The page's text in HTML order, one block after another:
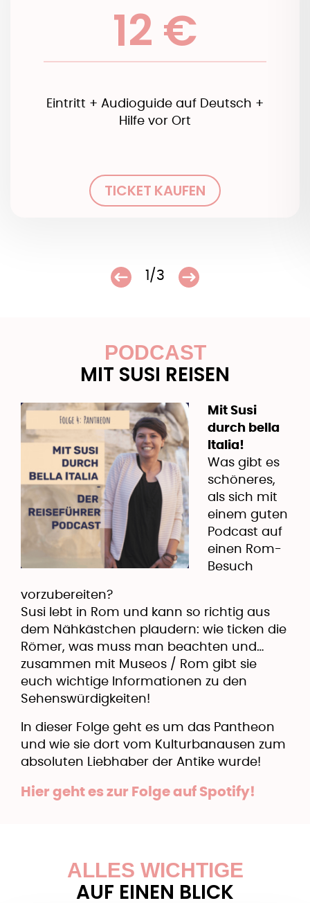
12 €
Eintritt + Audioguide auf Deutsch +
Hilfe vor Ort
TICKET KAUFEN
1/3
PODCAST
MIT SUSI REISEN
Mit Susi
durch bella
Italia!
Was gibt es
schöneres,
als sich mit
einem guten
Podcast auf
einen Rom-
Besuch
vorzubereiten?
Susi lebt in Rom und kann so richtig aus
dem Nähkästchen plaudern: wie ticken die
Römer, was muss man beachten und…
zusammen mit Museos / Rom gibt sie
euch wichtige Informationen zu den
Sehenswürdigkeiten!
​In dieser Folge geht es um das Pantheon
und wie sie dort vom Kulturbanausen zum
absoluten Liebhaber der Antike wurde!
Hier geht es zur Folge auf Spotify!
ALLES WICHTIGE
AUF EINEN BLICK